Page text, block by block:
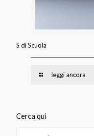
S di Scuola
leggi ancora
Cerca qui